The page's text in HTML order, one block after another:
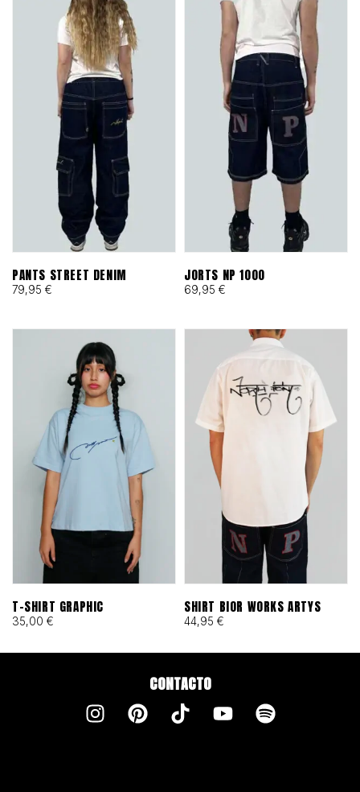
PANTS STREET DENIM
79,95 €
JORTS NP 1000
69,95 €
T-SHIRT GRAPHIC
35,00 €
SHIRT BIOR WORKS ARTYS
44,95 €
CONTACTO